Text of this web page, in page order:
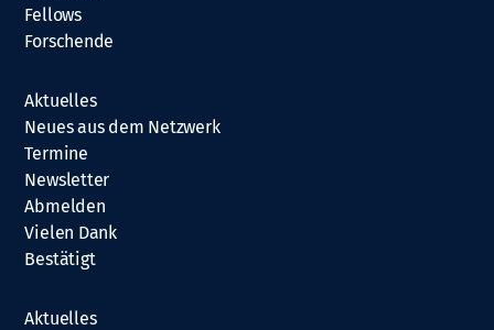
Fellows
Forschende
Aktuelles
Neues aus dem Netzwerk
Termine
Newsletter
Abmelden
Vielen Dank
Bestätigt
Aktuelles